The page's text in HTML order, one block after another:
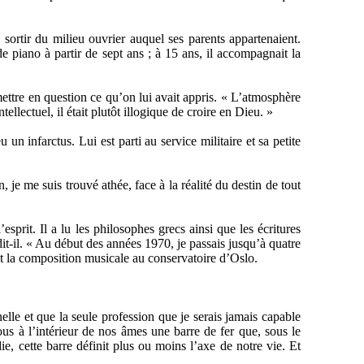
du milieu ouvrier auquel ses parents appartenaient.
piano à partir de sept ans ; à 15 ans, il accompagnait la
en question ce qu’on lui avait appris. « L’atmosphère
il était plutôt illogique de croire en Dieu. »
un infarctus. Lui est parti au service militaire et sa petite
je me suis trouvé athée, face à la réalité du destin de tout
Il a lu les philosophes grecs ainsi que les écritures
il. « Au début des années 1970, je passais jusqu’à quatre
composition musicale au conservatoire d’Oslo.
et que la seule profession que je serais jamais capable
à l’intérieur de nos âmes une barre de fer que, sous le
cette barre définit plus ou moins l’axe de notre vie. Et